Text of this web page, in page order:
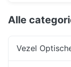
Alle
Vezel